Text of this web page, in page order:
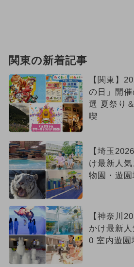
関東の新着記事
【関東】
の日」開
選 夏祭り
喫
【埼玉
け最新人
物園・遊
【神奈川
かけ最新
0 室内遊園